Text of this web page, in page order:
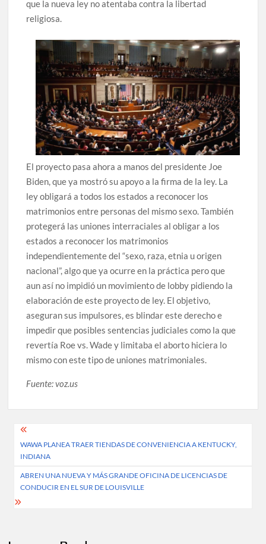
que la nueva ley no atentaba contra la libertad
religiosa.
El proyecto pasa ahora a manos del presidente Joe
Biden, que ya mostró su apoyo a la firma de la ley. La
ley obligará a todos los estados a reconocer los
matrimonios entre personas del mismo sexo. También
protegerá las uniones interraciales al obligar a los
estados a reconocer los matrimonios
independientemente del “sexo, raza, etnia u origen
nacional”, algo que ya ocurre en la práctica pero que
aun así no impidió un movimiento de lobby pidiendo la
elaboración de este proyecto de ley. El objetivo,
aseguran sus impulsores, es blindar este derecho e
impedir que posibles sentencias judiciales como la que
revertía Roe vs. Wade y limitaba el aborto hiciera lo
mismo con este tipo de uniones matrimoniales.
Fuente: voz.us
Post
navigation
WAWA PLANEA TRAER TIENDAS DE CONVENIENCIA A KENTUCKY,
INDIANA
ABREN UNA NUEVA Y MÁS GRANDE OFICINA DE LICENCIAS DE
CONDUCIR EN EL SUR DE LOUISVILLE